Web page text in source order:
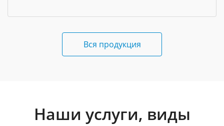
Вся продукция
Наши услуги, виды